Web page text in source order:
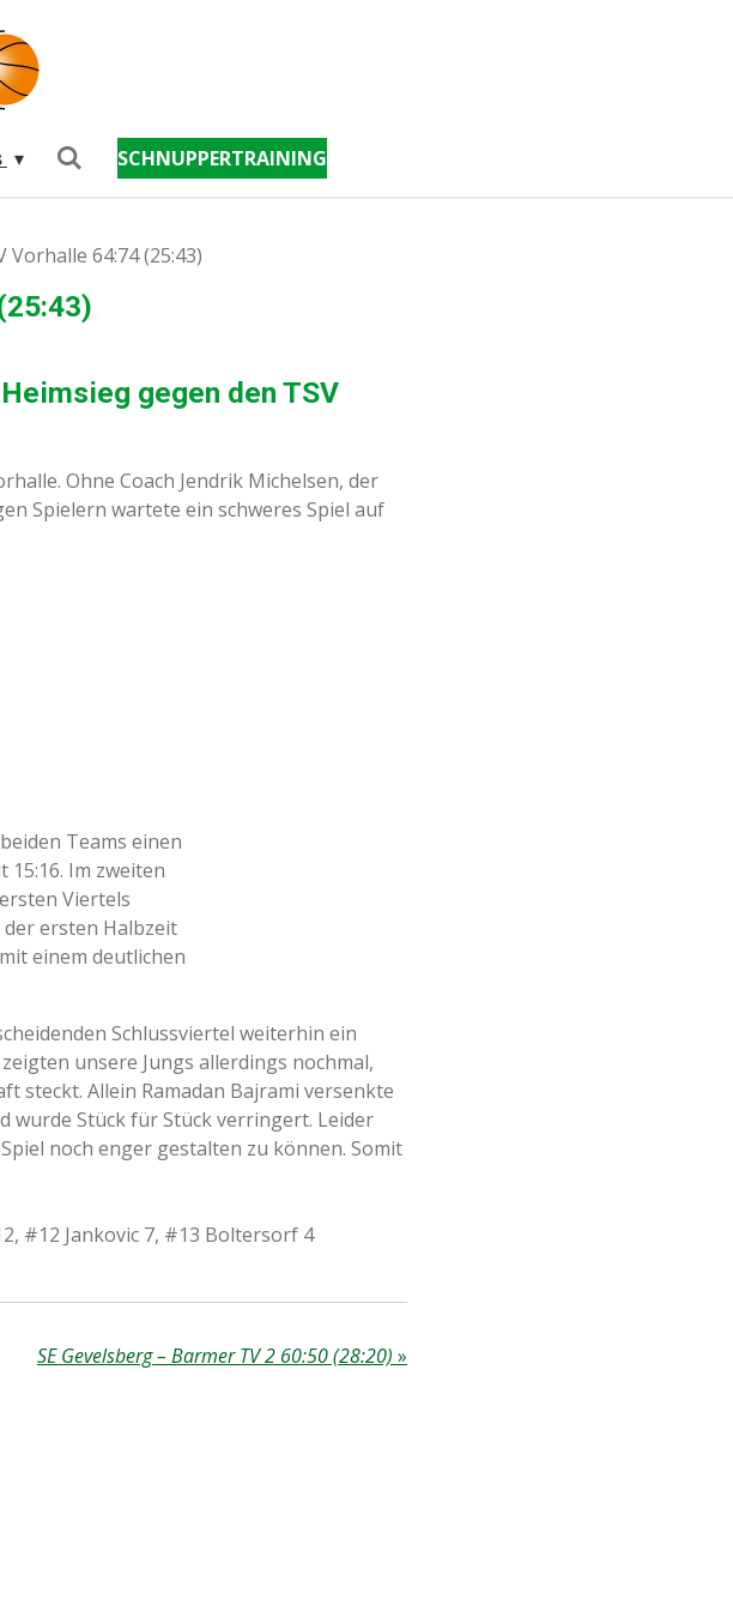
SCHNUPPERTRAINING
Vorhalle 64:74 (25:43)
gegen den TSV
Ohne Coach Jendrik Michelsen, der
Spielern wartete ein schweres Spiel auf
Teams einen
Im zweiten
Viertels
der ersten Halbzeit
einem deutlichen
Schlussviertel weiterhin ein
unsere Jungs allerdings nochmal,
steckt. Allein Ramadan Bajrami versenkte
wurde Stück für Stück verringert. Leider
noch enger gestalten zu können. Somit
#12 Jankovic 7, #13 Boltersorf 4
SE Gevelsberg – Barmer TV 2 60:50 (28:20) »